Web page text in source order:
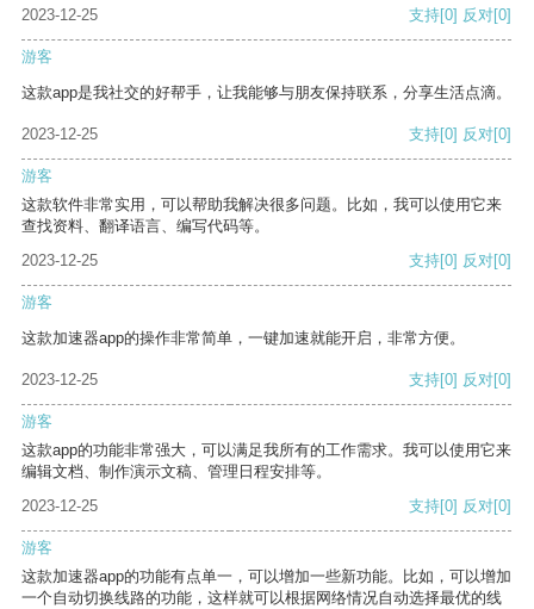
2023-12-25 支持[0] 反对[0]
游客
这款app是我社交的好帮手，让我能够与朋友保持联系，分享生活点滴。
2023-12-25 支持[0] 反对[0]
游客
这款软件非常实用，可以帮助我解决很多问题。比如，我可以使用它来
查找资料、翻译语言、编写代码等。
2023-12-25
支持[0] 反对[0]
游客
这款加速器app的操作非常简单，一键加速就能开启，非常方便。
2023-12-25 支持[0] 反对[0]
游客
这款app的功能非常强大，可以满足我所有的工作需求。我可以使用它来
编辑文档、制作演示文稿、管理日程安排等。
2023-12-25
支持[0] 反对[0]
游客
这款加速器app的功能有点单一，可以增加一些新功能。比如，可以增加
一个自动切换线路的功能，这样就可以根据网络情况自动选择最优的线